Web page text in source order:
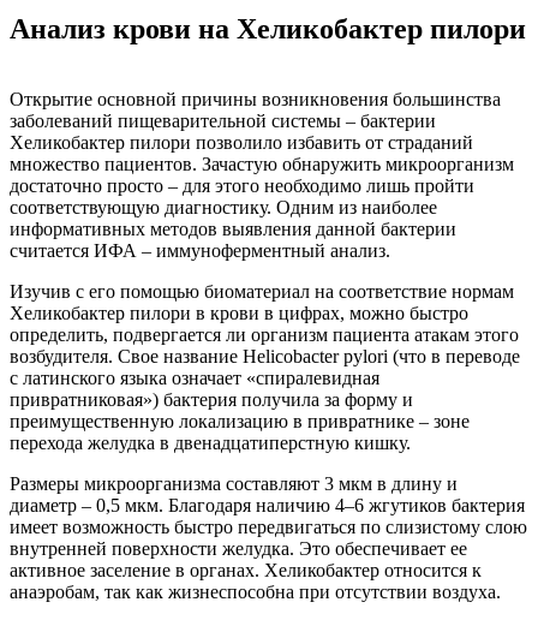
Анализ крови на Хеликобактер пилори
Открытие основной причины возникновения большинства
заболеваний пищеварительной системы – бактерии
Хеликобактер пилори позволило избавить от страданий
множество пациентов. Зачастую обнаружить микроорганизм
достаточно просто – для этого необходимо лишь пройти
соответствующую диагностику. Одним из наиболее
информативных методов выявления данной бактерии
считается ИФА – иммуноферментный анализ.
Изучив с его помощью биоматериал на соответствие нормам
Хеликобактер пилори в крови в цифрах, можно быстро
определить, подвергается ли организм пациента атакам этого
возбудителя. Свое название Helicobacter pylori (что в переводе
с латинского языка означает «спиралевидная
привратниковая») бактерия получила за форму и
преимущественную локализацию в привратнике – зоне
перехода желудка в двенадцатиперстную кишку.
Размеры микроорганизма составляют 3 мкм в длину и
диаметр – 0,5 мкм. Благодаря наличию 4–6 жгутиков бактерия
имеет возможность быстро передвигаться по слизистому слою
внутренней поверхности желудка. Это обеспечивает ее
активное заселение в органах. Хеликобактер относится к
анаэробам, так как жизнеспособна при отсутствии воздуха.